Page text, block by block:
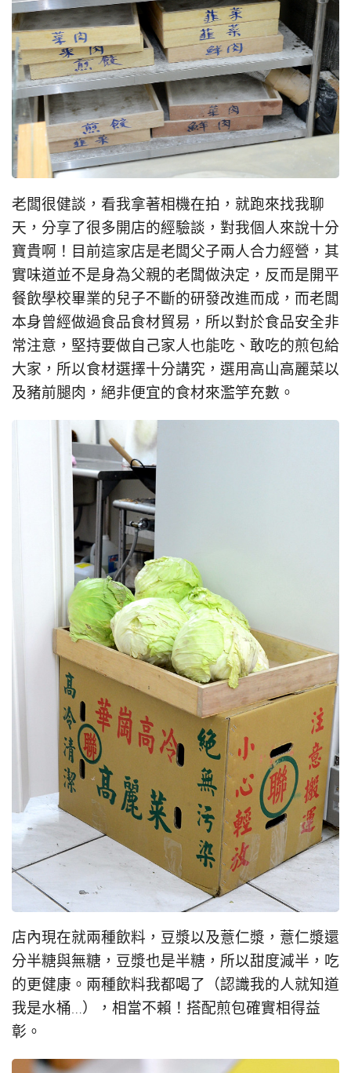
老闆很健談，看我拿著相機在拍，就跑來找我聊
天，分享了很多開店的經驗談，對我個人來說十分
寶貴啊！目前這家店是老闆父子兩人合力經營，其
實味道並不是身為父親的老闆做決定，反而是開平
餐飲學校畢業的兒子不斷的研發改進而成，而老闆
本身曾經做過食品食材貿易，所以對於食品安全非
常注意，堅持要做自己家人也能吃、敢吃的煎包給
大家，所以食材選擇十分講究，選用高山高麗菜以
及豬前腿肉，絕非便宜的食材來濫竽充數。
店內現在就兩種飲料，豆漿以及薏仁漿，薏仁漿還
分半糖與無糖，豆漿也是半糖，所以甜度減半，吃
的更健康。兩種飲料我都喝了（認識我的人就知道
我是水桶…），相當不賴！搭配煎包確實相得益
彰。